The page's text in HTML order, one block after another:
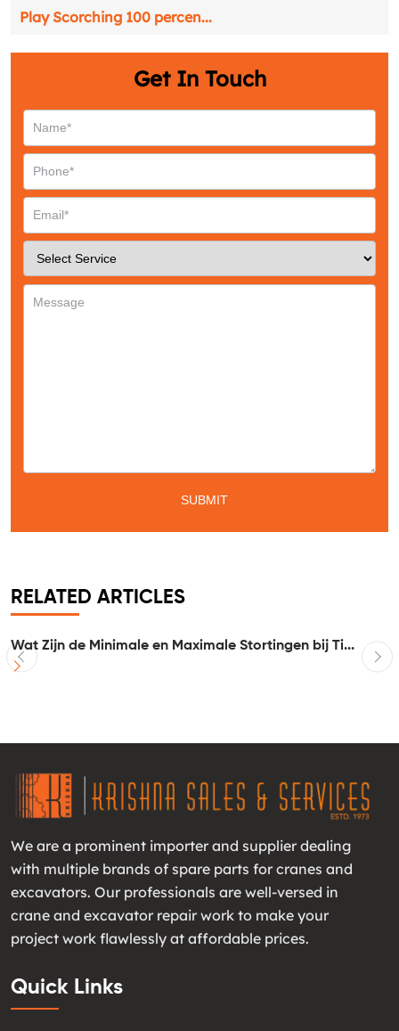
Request a CallBack
Email*
Phone*
Play Scorching 100 percen...
Get In Touch
RELATED ARTICLES
Wat Zijn de Minimale en Maximale Stortingen bij Ti...
We are a prominent importer and supplier dealing
with multiple brands of spare parts for cranes and
excavators. Our professionals are well-versed in
crane and excavator repair work to make your
project work flawlessly at affordable prices.
Quick Links